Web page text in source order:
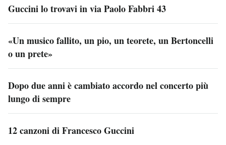
Guccini lo trovavi in via Paolo Fabbri 43
«Un musico fallito, un pio, un teorete, un Bertoncelli
o un prete»
Dopo due anni è cambiato accordo nel concerto più
lungo di sempre
12 canzoni di Francesco Guccini